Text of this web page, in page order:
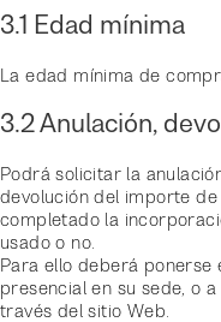
3.1 Edad mínima
La edad mínima de
3.2 Anulación,
Podrá solicitar la
devolución del importe
completado la
usado o no.
Para ello deberá ponerse
presencial en su sede, o
través del sitio Web.